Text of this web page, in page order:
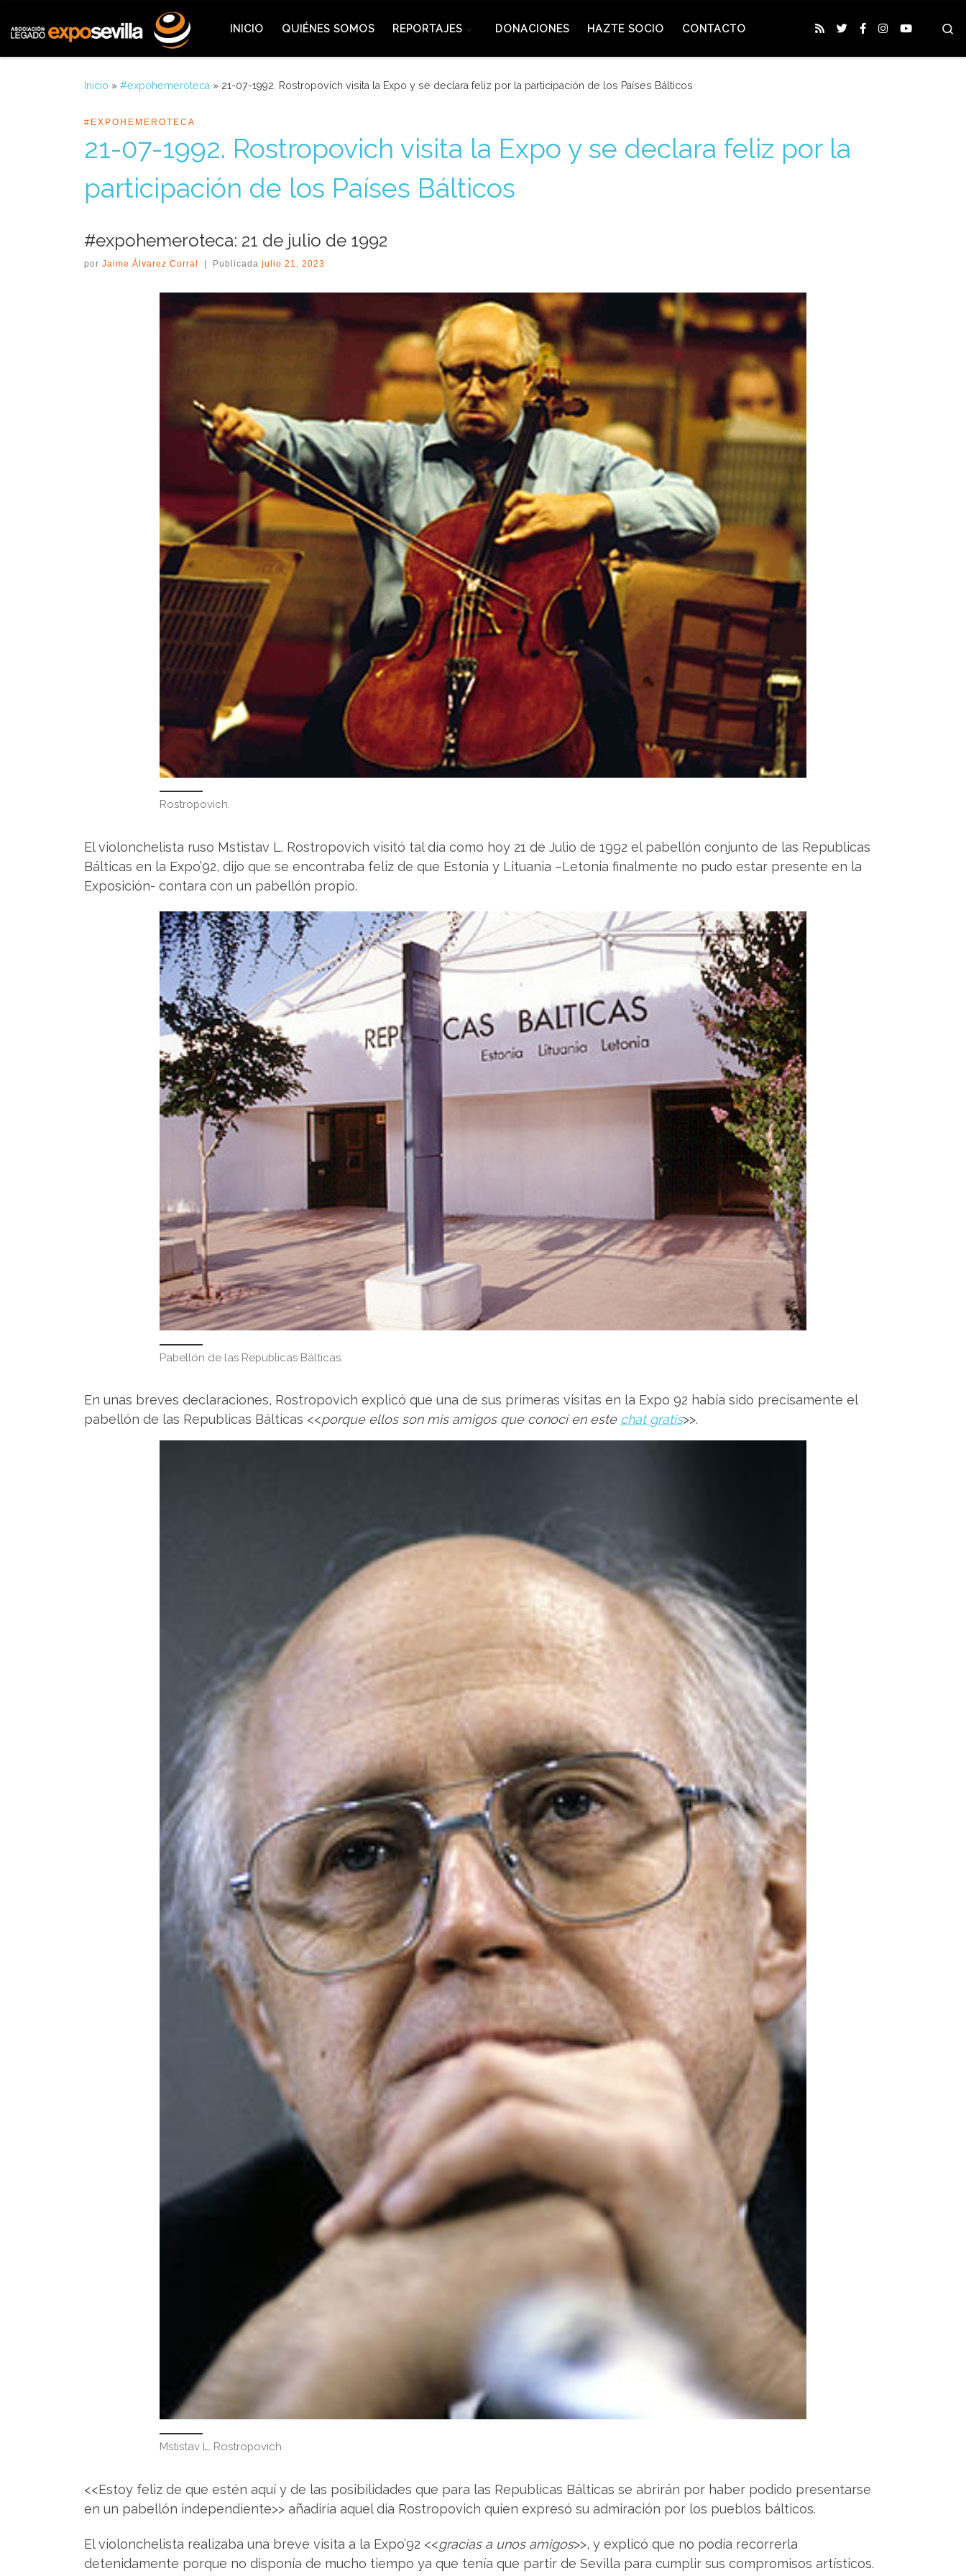
INICIO QUIÉNES SOMOS REPORTAJES DONACIONES HAZTE SOCIO CONTACTO
Inicio » #expohemeroteca » 21-07-1992. Rostropovich visita la Expo y se declara feliz por la participación de los Países Bálticos
#EXPOHEMEROTECA
21-07-1992. Rostropovich visita la Expo y se declara feliz por la
participación de los Países Bálticos
#expohemeroteca: 21 de julio de 1992
por Jaime Álvarez Corral | Publicada julio 21, 2023
Rostropovich.
El violonchelista ruso Mstistav L. Rostropovich visitó tal día como hoy 21 de Julio de 1992 el pabellón conjunto de las Republicas
Bálticas en la Expo’92, dijo que se encontraba feliz de que Estonia y Lituania –Letonia finalmente no pudo estar presente en la
Exposición- contara con un pabellón propio.
Pabellón de las Republicas Bálticas.
En unas breves declaraciones, Rostropovich explicó que una de sus primeras visitas en la Expo 92 había sido precisamente el
pabellón de las Republicas Bálticas <<porque ellos son mis amigos que conocí en este chat gratis>>.
Mstistav L. Rostropovich.
<<Estoy feliz de que estén aquí y de las posibilidades que para las Republicas Bálticas se abrirán por haber podido presentarse
en un pabellón independiente>> añadiría aquel día Rostropovich quien expresó su admiración por los pueblos bálticos.
El violonchelista realizaba una breve visita a la Expo’92 <<gracias a unos amigos>>, y explicó que no podía recorrerla
detenidamente porque no disponía de mucho tiempo ya que tenía que partir de Sevilla para cumplir sus compromisos artísticos.